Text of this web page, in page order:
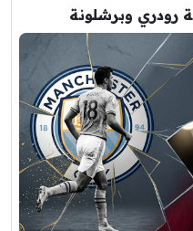
رودري وبرشلونة